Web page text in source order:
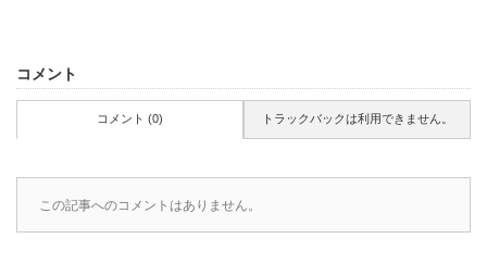
コメント
コメント (0) トラックバックは利用できません。
この記事へのコメントはありません。